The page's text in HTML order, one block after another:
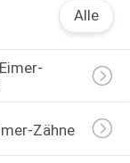
Alle
Zähne